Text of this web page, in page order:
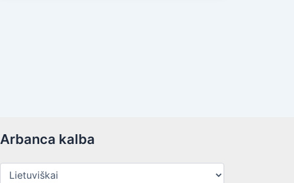
Arbanca kalba
Arbanca
kalba